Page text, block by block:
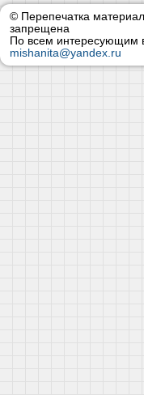
© Перепечатка
запрещена
По всем интересующим
mishanita@yandex.ru